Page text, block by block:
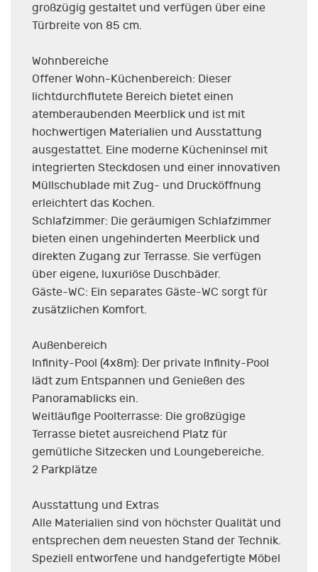
großzügig gestaltet und verfügen über eine
Türbreite von 85 cm.
Wohnbereiche
Offener Wohn-Küchenbereich: Dieser
lichtdurchflutete Bereich bietet einen
atemberaubenden Meerblick und ist mit
hochwertigen Materialien und Ausstattung
ausgestattet. Eine moderne Kücheninsel mit
integrierten Steckdosen und einer innovativen
Müllschublade mit Zug- und Drucköffnung
erleichtert das Kochen.
Schlafzimmer: Die geräumigen Schlafzimmer
bieten einen ungehinderten Meerblick und
direkten Zugang zur Terrasse. Sie verfügen
über eigene, luxuriöse Duschbäder.
Gäste-WC: Ein separates Gäste-WC sorgt für
zusätzlichen Komfort.
Außenbereich
Infinity-Pool (4x8m): Der private Infinity-Pool
lädt zum Entspannen und Genießen des
Panoramablicks ein.
Weitläufige Poolterrasse: Die großzügige
Terrasse bietet ausreichend Platz für
gemütliche Sitzecken und Loungebereiche.
2 Parkplätze
Ausstattung und Extras
Alle Materialien sind von höchster Qualität und
entsprechen dem neuesten Stand der Technik.
Speziell entworfene und handgefertigte Möbel